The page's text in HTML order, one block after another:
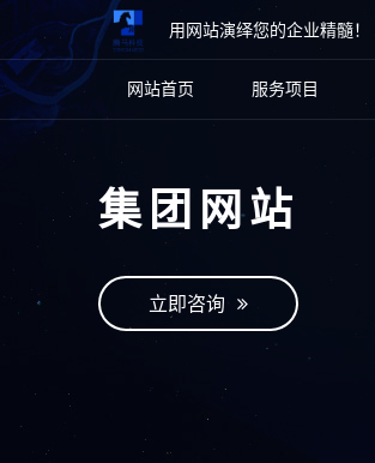
用网站演绎您的企业精髓！
网站首页 服务项目
集团网站
立即咨询